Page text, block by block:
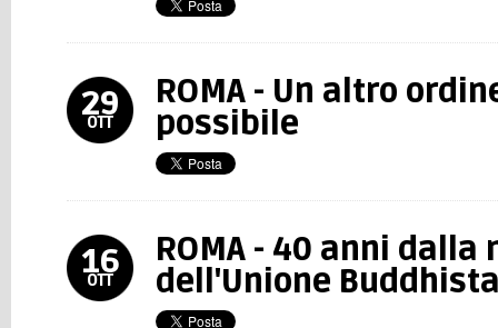
29
OTT
ROMA - Un altro
possibile
16
OTT
ROMA - 40 anni dalla
dell'Unione